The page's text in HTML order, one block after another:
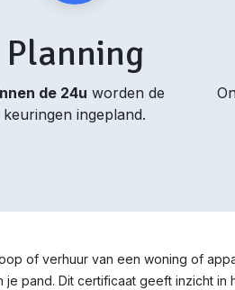
Planning
de 24u worden de
keuringen ingepland.
of verhuur van een woning of
pand. Dit certificaat geeft inzicht